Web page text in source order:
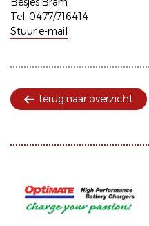
Tel. 0477/716414
Stuur e-mail
terug naar overzicht